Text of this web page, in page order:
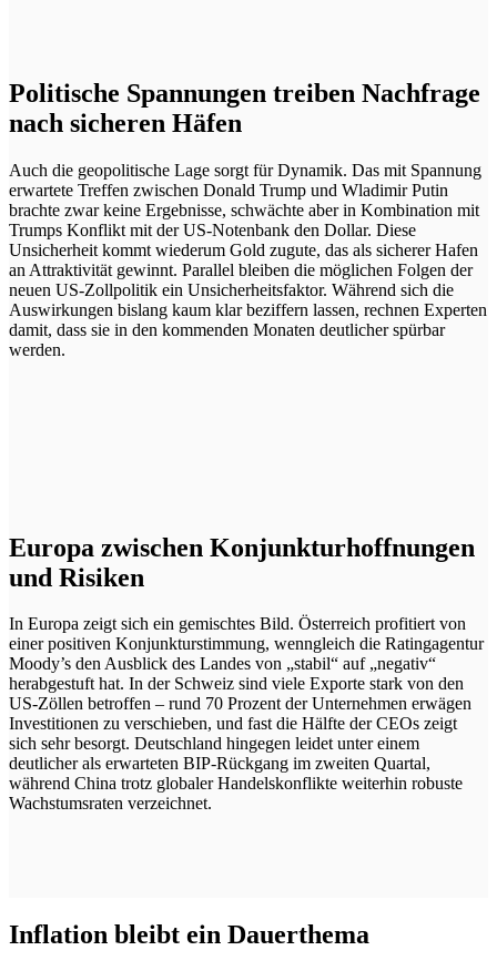
Politische Spannungen treiben Nachfrage
nach sicheren Häfen
Auch die geopolitische Lage sorgt für Dynamik. Das mit Spannung
erwartete Treffen zwischen Donald Trump und Wladimir Putin
brachte zwar keine Ergebnisse, schwächte aber in Kombination mit
Trumps Konflikt mit der US-Notenbank den Dollar. Diese
Unsicherheit kommt wiederum Gold zugute, das als sicherer Hafen
an Attraktivität gewinnt. Parallel bleiben die möglichen Folgen der
neuen US-Zollpolitik ein Unsicherheitsfaktor. Während sich die
Auswirkungen bislang kaum klar beziffern lassen, rechnen Experten
damit, dass sie in den kommenden Monaten deutlicher spürbar
werden.
Europa zwischen Konjunkturhoffnungen
und Risiken
In Europa zeigt sich ein gemischtes Bild. Österreich profitiert von
einer positiven Konjunkturstimmung, wenngleich die Ratingagentur
Moody’s den Ausblick des Landes von „stabil“ auf „negativ“
herabgestuft hat. In der Schweiz sind viele Exporte stark von den
US-Zöllen betroffen – rund 70 Prozent der Unternehmen erwägen
Investitionen zu verschieben, und fast die Hälfte der CEOs zeigt
sich sehr besorgt. Deutschland hingegen leidet unter einem
deutlicher als erwarteten BIP-Rückgang im zweiten Quartal,
während China trotz globaler Handelskonflikte weiterhin robuste
Wachstumsraten verzeichnet.
Inflation bleibt ein Dauerthema